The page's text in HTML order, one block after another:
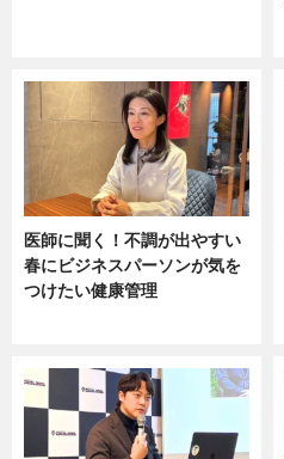
医師に聞く！不調が出やすい
春にビジネスパーソンが気を
つけたい健康管理